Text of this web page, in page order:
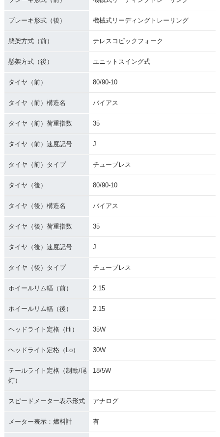
ブレーキ形式（後） 機械式リーディングトレーリング
懸架方式（前） テレスコピックフォーク
懸架方式（後） ユニットスイング式
タイヤ（前） 80/90-10
タイヤ（前）構造名 バイアス
タイヤ（前）荷重指数 35
タイヤ（前）速度記号 J
タイヤ（前）タイプ チューブレス
タイヤ（後） 80/90-10
タイヤ（後）構造名 バイアス
タイヤ（後）荷重指数 35
タイヤ（後）速度記号 J
タイヤ（後）タイプ チューブレス
ホイールリム幅（前） 2.15
ホイールリム幅（後） 2.15
ヘッドライト定格（Hi） 35W
ヘッドライト定格（Lo） 30W
テールライト定格（制動/尾
灯）
18/5W
スピードメーター表示形式 アナログ
メーター表示：燃料計 有